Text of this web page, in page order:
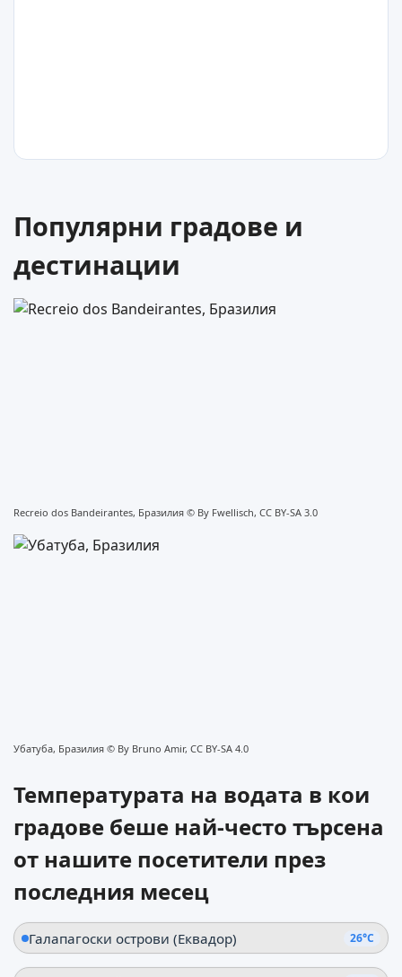
Некокли
Колумбия
Популярни градове и
дестинации
Recreio dos Bandeirantes, Бразилия © By Fwellisch, CC BY-SA 3.0
Убатуба, Бразилия © By Bruno Amir, CC BY-SA 4.0
Температурата на водата в кои
градове беше най-често търсена
от нашите посетители през
последния месец
Галапагоски острови (Еквадор) 26°C